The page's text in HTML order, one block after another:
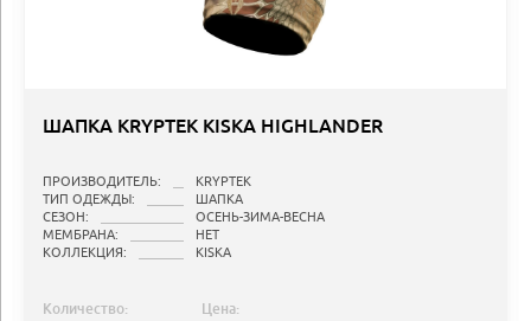
ШАПКА KRYPTEK KISKA HIGHLANDER
ПРОИЗВОДИТЕЛЬ:
KRYPTEK
ТИП ОДЕЖДЫ:
ШАПКА
СЕЗОН:
ОСЕНЬ-ЗИМА-ВЕСНА
МЕМБРАНА:
НЕТ
КОЛЛЕКЦИЯ:
KISKA
Количество: Цена: